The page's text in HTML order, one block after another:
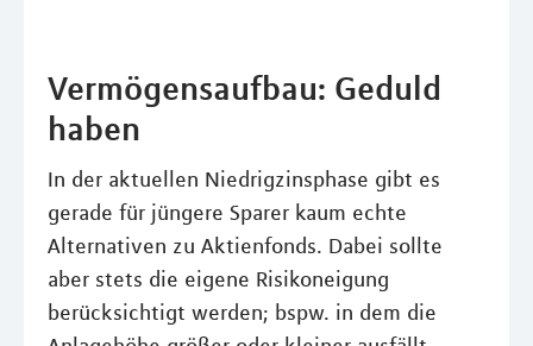
Vermögensaufbau: Geduld
haben
In der aktuellen Niedrigzinsphase gibt es
gerade für jüngere Sparer kaum echte
Alternativen zu Aktienfonds. Dabei sollte
aber stets die eigene Risikoneigung
berücksichtigt werden; bspw. in dem die